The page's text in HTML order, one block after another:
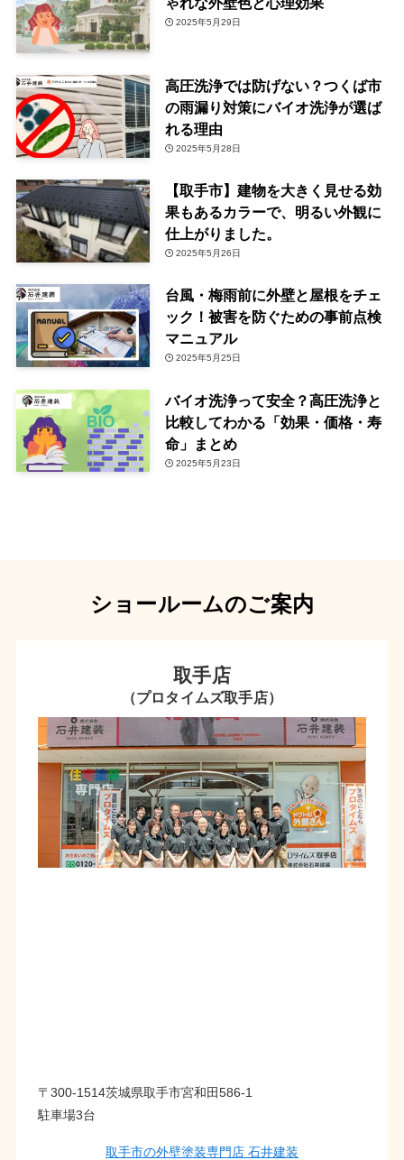
2025年5月29日
高圧洗浄では防げない？つくば市
の雨漏り対策にバイオ洗浄が選ば
れる理由
2025年5月28日
【取手市】建物を大きく見せる効
果もあるカラーで、明るい外観に
仕上がりました。
2025年5月26日
台風・梅雨前に外壁と屋根をチェ
ック！被害を防ぐための事前点検
マニュアル
2025年5月25日
バイオ洗浄って安全？高圧洗浄と
比較してわかる「効果・価格・寿
命」まとめ
2025年5月23日
ショールームのご案内
取手店
（プロタイムズ取手店）
〒300-1514茨城県取手市宮和田586-1
駐車場3台
取手市の外壁塗装専門店 石井建装